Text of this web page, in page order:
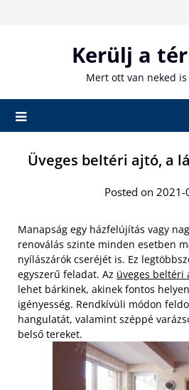
Kerülj a
Mert ott van neked
Üveges beltéri ajtó, a
Posted on 2021-
Manapság egy házfelújítás vagy
renoválás szinte minden esetben
nyílászárók cseréjét is. Ez
egyszerű feladat. Az üveges beltéri
lehet bárkinek, akinek fontos
igényesség. Rendkívüli módon
hangulatát, valamint széppé
belső tereket.